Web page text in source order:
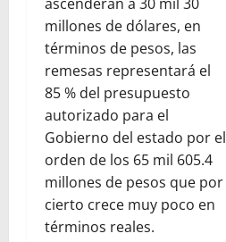
millones de dólares, en
términos de pesos, las
remesas representará el
85 % del presupuesto
autorizado para el
Gobierno del estado por el
orden de los 65 mil 605.4
millones de pesos que por
cierto crece muy poco en
términos reales.